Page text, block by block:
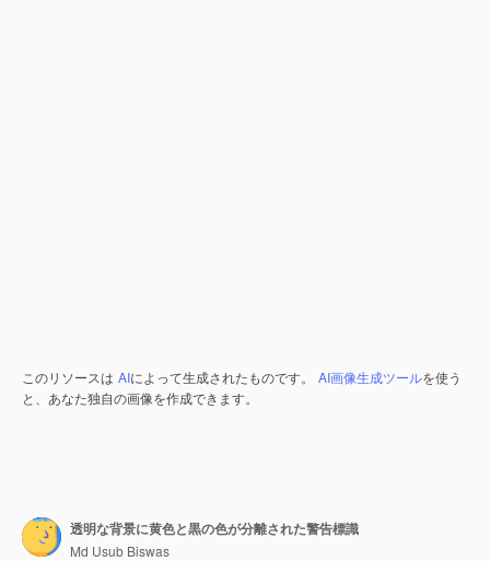
このリソースは AIによって生成されたものです。 AI画像生成ツールを使う
と、あなた独自の画像を作成できます。
透明な背景に黄色と黒の色が分離された警告標識
Md Usub Biswas